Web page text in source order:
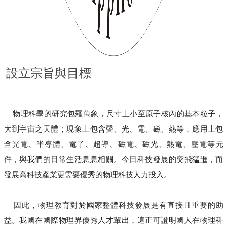
設立宗旨與目標
物理科學的研究包羅萬象，尺寸上小至原子核內的基本粒子，
大到宇宙之天體；現象上包含聲、光、電、磁、熱等，應用上包
含光電、半導體、電子、超導、磁電、磁光、熱電、壓電等元
件，與我們的日常生活息息相關。今日科技發展的突飛猛進，而
發展高科技產業更需要優秀的物理科技人力投入。
因此，物理教育對於國家整體科技發展是有直接且重要的助
益。我國在國際物理界優秀人才輩出，這正可證明國人在物理科